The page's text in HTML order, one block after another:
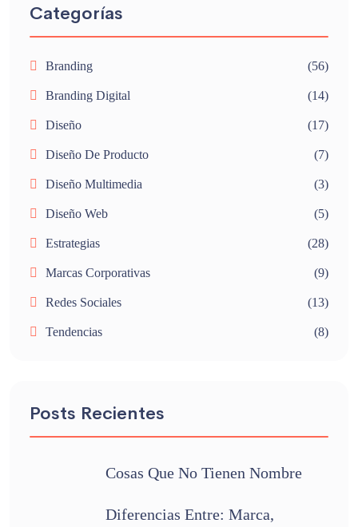
Categorías
Branding (56)
Branding Digital (14)
Diseño (17)
Diseño De Producto (7)
Diseño Multimedia (3)
Diseño Web (5)
Estrategias (28)
Marcas Corporativas (9)
Redes Sociales (13)
Tendencias (8)
Posts Recientes
Cosas Que No Tienen Nombre
Diferencias Entre: Marca,